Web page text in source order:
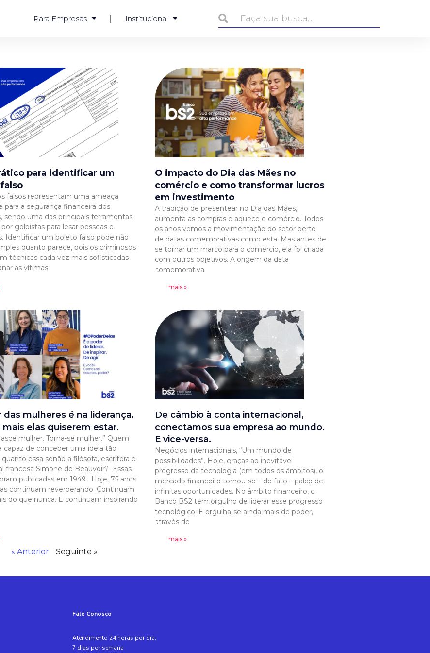
Para Empresas Institucional
para identificar um
falsos representam uma ameaça
para a segurança financeira dos
sendo uma das principais ferramentas
golpistas para lesar pessoas e
Identificar um boleto falso pode não
quanto parece, pois os criminosos
técnicas cada vez mais sofisticadas
as vítimas.
O impacto do Dia das Mães no
comércio e como transformar lucros
em investimento
A tradição de presentear no Dia das Mães,
aumenta as compras e aquece o comércio. Todos
os anos vemos a movimentação do setor perto
de datas comemorativas como esta. Mas antes de
se tornar um marco para o comércio, ela foi criada
com outros objetivos. A origem da data
comemorativa
Leia mais »
das mulheres é na liderança.
mais elas quiserem estar.
mulher. Torna-se mulher.” Quem
capaz de conceber uma ideia tão
essa senão a filósofa, escritora e
francesa Simone de Beauvoir? Essas
publicadas em 1949. Hoje, 75 anos
continuam reverberando. Continuam
do que nunca. E continuam inspirando
De câmbio à conta internacional,
conectamos sua empresa ao mundo.
E vice-versa.
Negócios internacionais, “Um mundo de
possibilidades”. Hoje, graças ao inevitável
progresso da tecnologia (em todos os âmbitos), o
mercado financeiro tornou-se – de fato – palco de
infinitas oportunidades. No âmbito financeiro, o
Banco BS2 tem orgulho de liderar esse progresso
tecnológico. E orgulha-se ainda mais de poder,
através de
Leia mais »
« Anterior Seguinte »
Fale Conosco
Atendimento 24 horas por dia,
7 dias por semana